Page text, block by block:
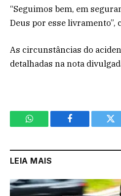
“Seguimos bem, em
Deus por esse livramento”,
As circunstâncias do
detalhadas na nota
WhatsApp Facebook
LEIA MAIS